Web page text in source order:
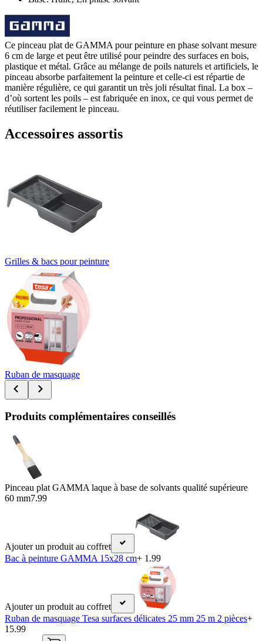
Ce pinceau plat de GAMMA pour peinture en phase solvant mesure
6 cm de large et peut être utilisé pour peindre des surfaces en bois,
plastique et métal. Grâce au mélange de poils naturels et artificiels, le
pinceau absorbe parfaitement la peinture et celle-ci est répartie de
manière régulière, ce qui garantit un très joli résultat final. La box –
d’où sortent les poils – est fabriquée en inox, ce qui vous permet de
réutiliser facilement le pinceau.
Accessoires assortis
Grilles & bacs pour peinture
Ruban de masquage
Produits complémentaires conseillés
Pinceau plat GAMMA laque à base de solvants qualité supérieure
60 mm7.99
Ajouter un produit au coffret
Bac à peinture GAMMA 15x28 cm+ 1.99
Ajouter un produit au coffret
Ruban de masquage Tesa surfaces délicates 25 mm 25 m 2 pièces+
15.99